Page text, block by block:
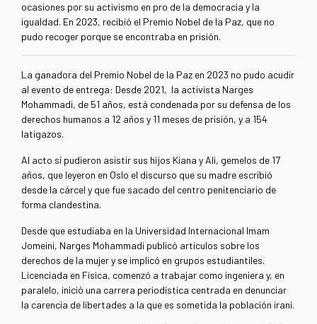
ocasiones por su activismo en pro de la democracia y la
igualdad. En 2023, recibió el Premio Nobel de la Paz, que no
pudo recoger porque se encontraba en prisión.
La ganadora del Premio Nobel de la Paz en 2023 no pudo acudir
al evento de entrega: Desde 2021, la activista Narges
Mohammadi, de 51 años, está condenada por su defensa de los
derechos humanos a 12 años y 11 meses de prisión, y a 154
latigazos.
Al acto sí pudieron asistir sus hijos Kiana y Ali, gemelos de 17
años, que leyeron en Oslo el discurso que su madre escribió
desde la cárcel y que fue sacado del centro penitenciario de
forma clandestina.
Desde que estudiaba en la Universidad Internacional Imam
Jomeini, Narges Mohammadi publicó artículos sobre los
derechos de la mujer y se implicó en grupos estudiantiles.
Licenciada en Física, comenzó a trabajar como ingeniera y, en
paralelo, inició una carrera periodística centrada en denunciar
la carencia de libertades a la que es sometida la población iraní.